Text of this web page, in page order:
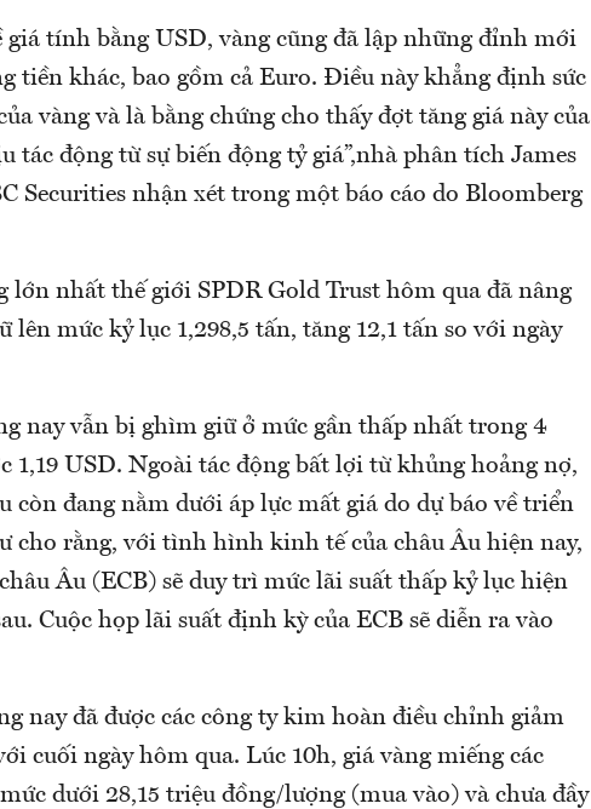
giá tính bằng USD, vàng cũng đã lập những đỉnh mới
tiền khác, bao gồm cả Euro. Điều này khẳng định sức
vàng và là bằng chứng cho thấy đợt tăng giá này của
tác động từ sự biến động tỷ giá”,nhà phân tích James
Securities nhận xét trong một báo cáo do Bloomberg
lớn nhất thế giới SPDR Gold Trust hôm qua đã nâng
mức kỷ lục 1,298,5 tấn, tăng 12,1 tấn so với ngày
nay vẫn bị ghìm giữ ở mức gần thấp nhất trong 4
1,19 USD. Ngoài tác động bất lợi từ khủng hoảng nợ,
còn đang nằm dưới áp lực mất giá do dự báo về triển
cho rằng, với tình hình kinh tế của châu Âu hiện nay,
Âu (ECB) sẽ duy trì mức lãi suất thấp kỷ lục hiện
Cuộc họp lãi suất định kỳ của ECB sẽ diễn ra vào
nay đã được các công ty kim hoàn điều chỉnh giảm
cuối ngày hôm qua. Lúc 10h, giá vàng miếng các
dưới 28,15 triệu đồng/lượng (mua vào) và chưa đầy